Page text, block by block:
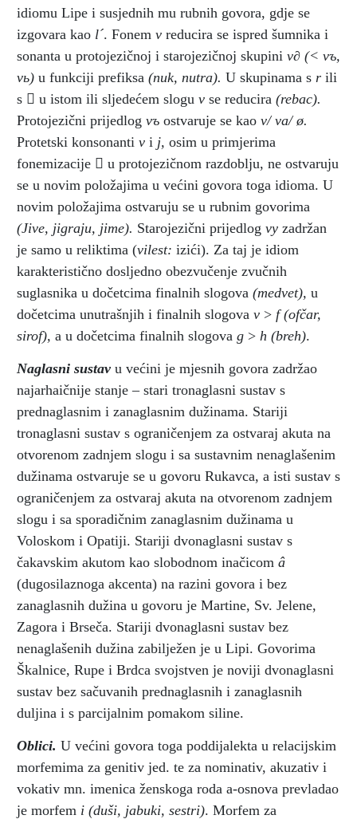
idiomu Lipe i susjednih mu rubnih govora, gdje se
izgovara kao l´. Fonem v reducira se ispred šumnika i
sonanta u protojezičnoj i starojezičnoj skupini v∂ (< vъ,
vь) u funkciji prefiksa (nuk, nutra). U skupinama s r ili
s  u istom ili sljedećem slogu v se reducira (rebac).
Protojezični prijedlog vъ ostvaruje se kao v/ va/ ø.
Protetski konsonanti v i j, osim u primjerima
fonemizacije  u protojezičnom razdoblju, ne ostvaruju
se u novim položajima u većini govora toga idioma. U
novim položajima ostvaruju se u rubnim govorima
(Jive, jigraju, jime). Starojezični prijedlog vy zadržan
je samo u reliktima (vilest: izići). Za taj je idiom
karakteristično dosljedno obezvučenje zvučnih
suglasnika u dočetcima finalnih slogova (medvet), u
dočetcima unutrašnjih i finalnih slogova v > f (ofčar,
sirof), a u dočetcima finalnih slogova g > h (breh).
Naglasni sustav u većini je mjesnih govora zadržao
najarhaičnije stanje – stari tronaglasni sustav s
prednaglasnim i zanaglasnim dužinama. Stariji
tronaglasni sustav s ograničenjem za ostvaraj akuta na
otvorenom zadnjem slogu i sa sustavnim nenaglašenim
dužinama ostvaruje se u govoru Rukavca, a isti sustav s
ograničenjem za ostvaraj akuta na otvorenom zadnjem
slogu i sa sporadičnim zanaglasnim dužinama u
Voloskom i Opatiji. Stariji dvonaglasni sustav s
čakavskim akutom kao slobodnom inačicom â
(dugosilaznoga akcenta) na razini govora i bez
zanaglasnih dužina u govoru je Martine, Sv. Jelene,
Zagora i Brseča. Stariji dvonaglasni sustav bez
nenaglašenih dužina zabilježen je u Lipi. Govorima
Škalnice, Rupe i Brdca svojstven je noviji dvonaglasni
sustav bez sačuvanih prednaglasnih i zanaglasnih
duljina i s parcijalnim pomakom siline.
Oblici. U većini govora toga poddijalekta u relacijskim
morfemima za genitiv jed. te za nominativ, akuzativ i
vokativ mn. imenica ženskoga roda a-osnova prevladao
je morfem i (duši, jabuki, sestri). Morfem za